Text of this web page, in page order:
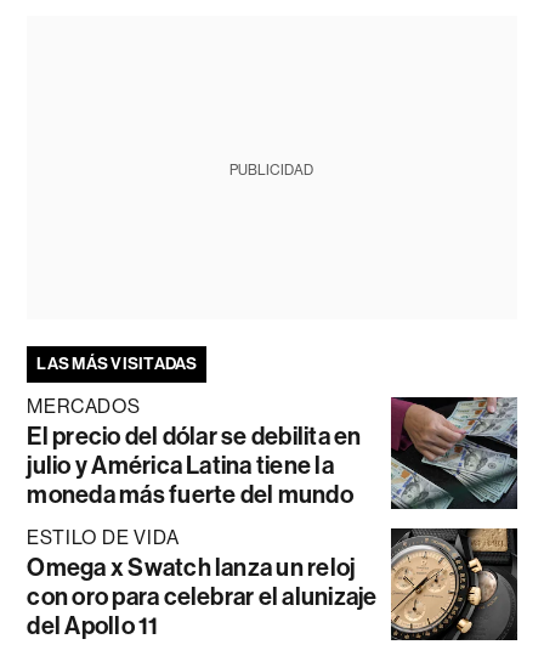
PUBLICIDAD
LAS MÁS VISITADAS
MERCADOS
El precio del dólar se debilita en
julio y América Latina tiene la
moneda más fuerte del mundo
ESTILO DE VIDA
Omega x Swatch lanza un reloj
con oro para celebrar el alunizaje
del Apollo 11